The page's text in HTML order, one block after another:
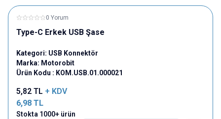
0 Yorum
Type-C Erkek USB Şase
Kategori: USB Konnektör
Marka: Motorobit
Ürün Kodu : KOM.USB.01.000021
5,82 TL + KDV
6,98 TL
Stokta 1000+ ürün